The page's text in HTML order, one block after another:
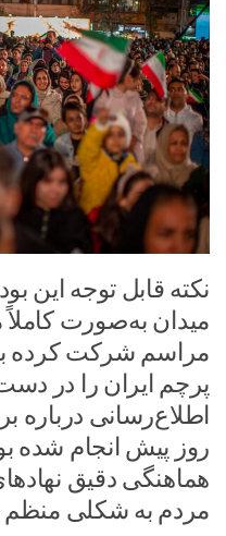
نکته قابل توجه این
میدان به‌صورت کاملاً
مراسم شرکت کرده
پرچم ایران را در
اطلاع‌رسانی درباره
روز پیش انجام شده
هماهنگی دقیق
مردم به شکلی